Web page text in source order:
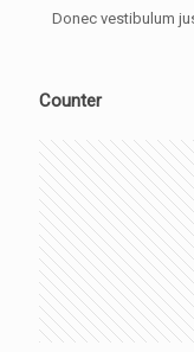
Donec vestibulum
Counter